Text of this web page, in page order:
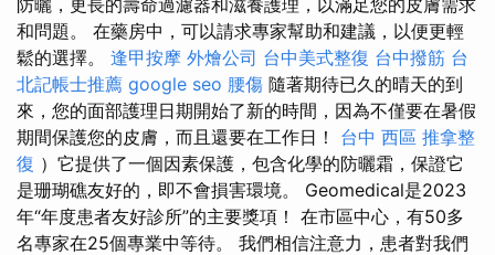
防曬，更長的壽命過濾器和滋養護理，以滿足您的皮膚需求
和問題。 在藥房中，可以請求專家幫助和建議，以便更輕
鬆的選擇。 逢甲按摩 外燴公司 台中美式整復 台中撥筋 台
北記帳士推薦 google seo 腰傷 隨著期待已久的晴天的到
來，您的面部護理日期開始了新的時間，因為不僅要在暑假
期間保護您的皮膚，而且還要在工作日！ 台中 西區 推拿整
復 ）它提供了一個因素保護，包含化學的防曬霜，保證它
是珊瑚礁友好的，即不會損害環境。 Geomedical是2023
年“年度患者友好診所”的主要獎項！ 在市區中心，有50多
名專家在25個專業中等待。 我們相信注意力，患者對我們